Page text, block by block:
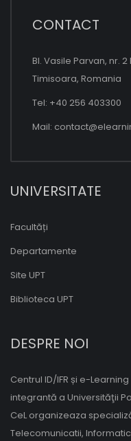
CONTACT
Bl. Vasile Parvan, nr. 2
Timisoara, Romania
Tel: +40 256 403300
Mail:
UNIVERSITATE
Facultăți
Departamente
Site UPT
Biblioteca UPT
DESPRE NOI
Centrul ID/IFR și e-
integrantă a Universităţii
CeL organizeaza
Telecomunicatii,